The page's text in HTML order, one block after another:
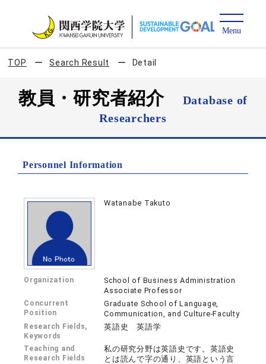
TOP Search Result Detail
教員・研究者紹介
Database of
Researchers
Personnel Information
Watanabe Takuto
Organization
School of Business Administration
Associate Professor
Concurrent
Position
Graduate School of Language,
Communication, and Culture-Faculty
Research Fields,
Keywords
英語史 英語学
Teaching and
Research Fields
私の研究分野は英語史です。英語史
とは読んで字の通り、英語という言